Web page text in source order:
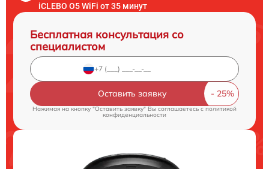
iCLEBO O5 WiFi от 35 минут
Бесплатная консультация со
специалистом
Оставить заявку
Нажимая на кнопку "Оставить заявку" Вы соглашаетесь cполитикой
конфиденциальности